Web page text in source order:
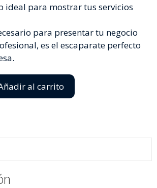
ideal para mostrar tus servicios
para presentar tu negocio
es el escaparate perfecto
al carrito